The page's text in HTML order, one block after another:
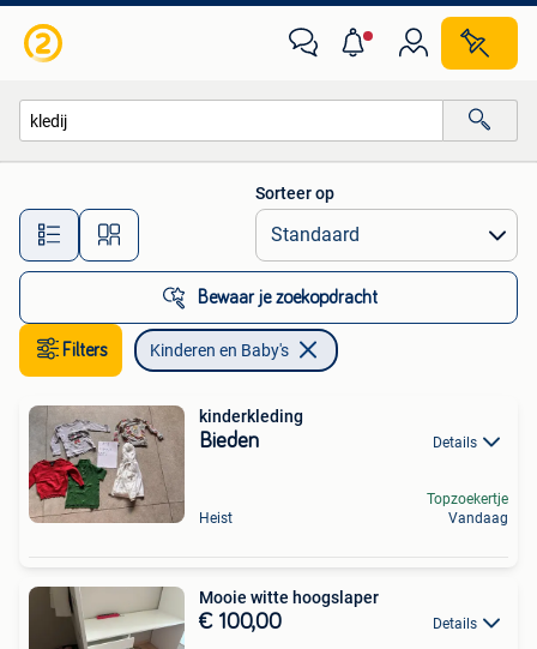
Alle afstanden…
Sorteer op
Bewaar je zoekopdracht
Filters Kinderen en Baby's
kinderkleding
Bieden Details
Heist
Topzoekertje
Vandaag
Mooie witte hoogslaper
€ 100,00 Details